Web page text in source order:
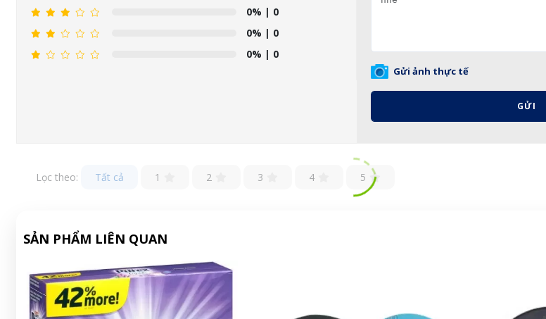
0% | 0
0% | 0
0% | 0
Gửi ảnh thực tế
GỬI
Lọc theo: Tất cả 1 2 3 4 5
SẢN PHẨM LIÊN QUAN